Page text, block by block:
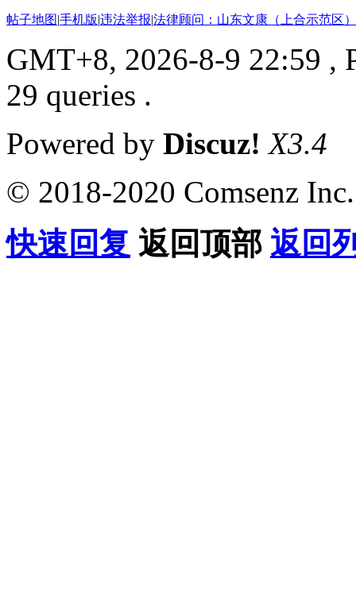
帖子地图|手机版|违法举报|法律顾问：山东文康（上合示范区
GMT+8, 2026-8-9 22:59 ,
29 queries .
Powered by Discuz! X3.4
© 2018-2020 Comsenz Inc.
快速回复 返回顶部 返回